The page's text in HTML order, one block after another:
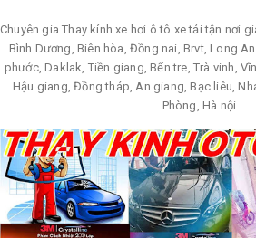
Chuyên gia Thay kính xe hơi ô tô xe tải tận nơi
Bình Dương, Biên hòa, Đồng nai, Brvt, Long
phước, Daklak, Tiền giang, Bến tre, Trà vinh,
Hậu giang, Đồng tháp, An giang, Bạc liêu,
Phòng, Hà nội…